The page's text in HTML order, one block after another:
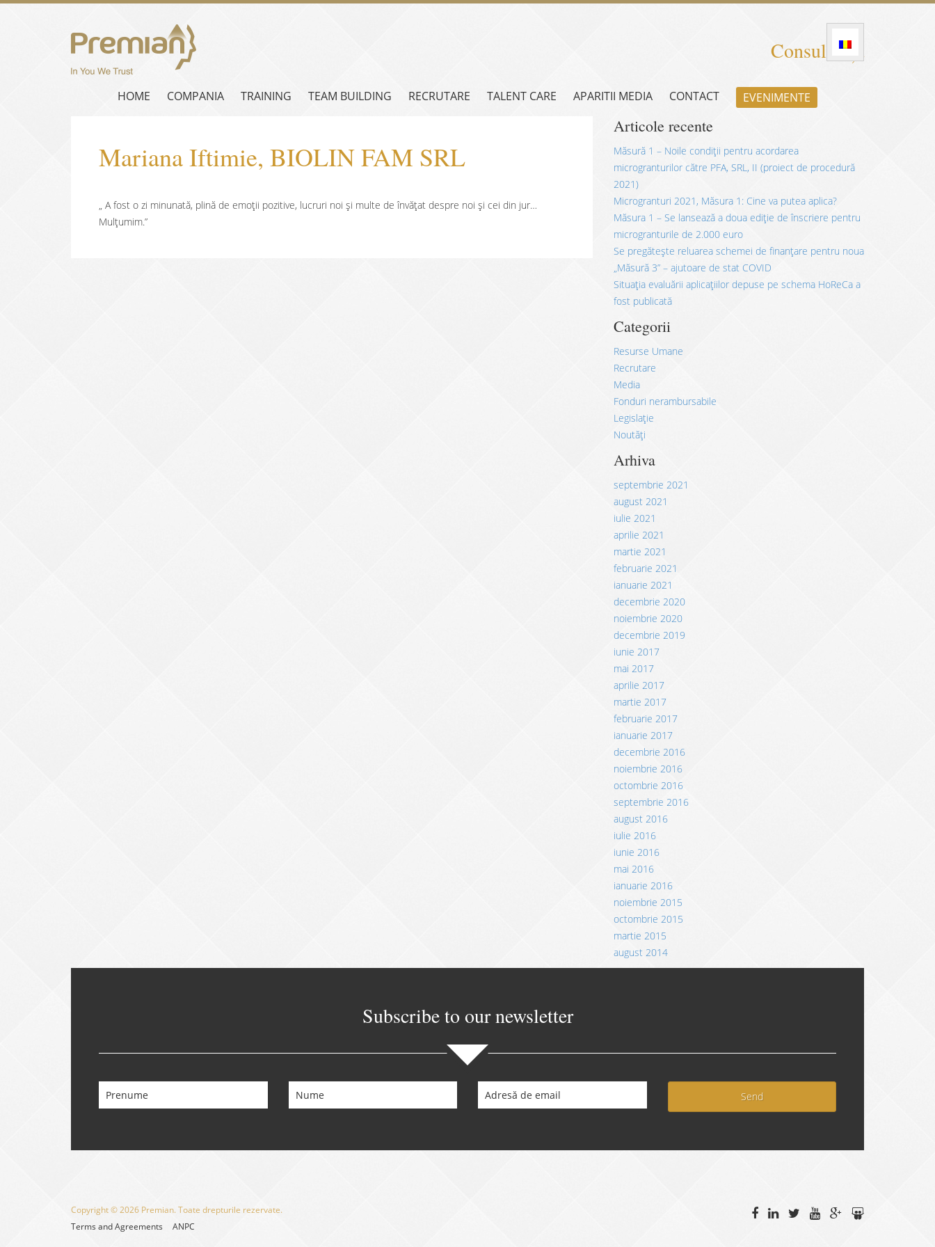
Consultanță
HOME COMPANIA TRAINING TEAM BUILDING RECRUTARE TALENT CARE APARITII MEDIA CONTACT EVENIMENTE
Mariana Iftimie, BIOLIN FAM SRL
„ A fost o zi minunată, plină de emoții pozitive, lucruri noi și multe de învățat despre noi și cei din jur…
Mulțumim.”
Articole recente
Măsură 1 – Noile condiții pentru acordarea
microgranturilor către PFA, SRL, II (proiect de procedură
2021)
Microgranturi 2021, Măsura 1: Cine va putea aplica?
Măsura 1 – Se lansează a doua ediție de înscriere pentru
microgranturile de 2.000 euro
Se pregătește reluarea schemei de finanțare pentru noua
„Măsură 3” – ajutoare de stat COVID
Situația evaluării aplicațiilor depuse pe schema HoReCa a
fost publicată
Categorii
Resurse Umane
Recrutare
Media
Fonduri nerambursabile
Legislație
Noutăți
Arhiva
septembrie 2021
august 2021
iulie 2021
aprilie 2021
martie 2021
februarie 2021
ianuarie 2021
decembrie 2020
noiembrie 2020
decembrie 2019
iunie 2017
mai 2017
aprilie 2017
martie 2017
februarie 2017
ianuarie 2017
decembrie 2016
noiembrie 2016
octombrie 2016
septembrie 2016
august 2016
iulie 2016
iunie 2016
mai 2016
ianuarie 2016
noiembrie 2015
octombrie 2015
martie 2015
august 2014
Subscribe to our newsletter
Send
Copyright © 2026 Premian. Toate drepturile rezervate.
Terms and Agreements
ANPC